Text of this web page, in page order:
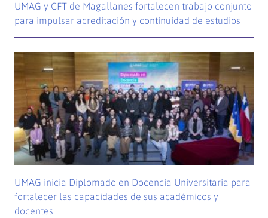
UMAG y CFT de Magallanes fortalecen trabajo conjunto
para impulsar acreditación y continuidad de estudios
UMAG inicia Diplomado en Docencia Universitaria para
fortalecer las capacidades de sus académicos y
docentes